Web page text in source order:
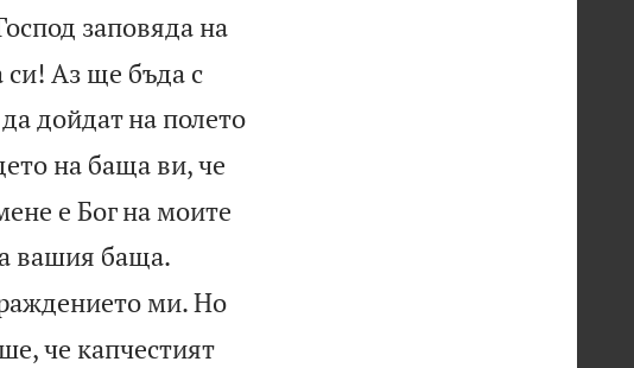
заповяда на
си! Аз ще бъда с
дойдат на полето
на баща ви, че
е Бог на моите
вашия баща.
ми. Но
че капчестият